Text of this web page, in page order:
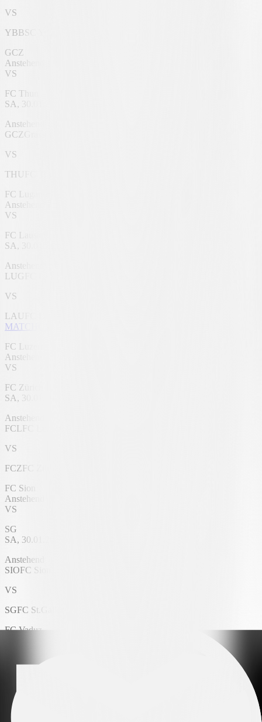
VS
YBBSC Young Boys
GCZ
Anstehend
VS
FC Thun
SA, 30.01.2027
Anstehend
GCZ
VS
THU
FC Lugano
Anstehend
VS
FC Lausanne
SA, 30.01.2027
Anstehend
LUG
VS
LAU
MATCHCENTER
FC Luzern
Anstehend
VS
FC Zürich
SA, 30.01.2027
Anstehend
FCLFC Luzern
VS
FCZFC Zürich
FC Sion
Anstehend
VS
SG
SA, 30.01.2027
Anstehend
SIOFC Sion
VS
SGFC St.Gallen 1879
FC Vaduz
Anstehend
VAD